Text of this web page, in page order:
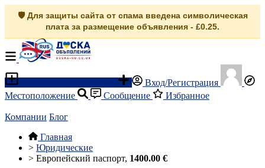
🛡️ Для защиты сайта от спама введена символическая
плата за размещение объявления - £0.25.
Вход/Регистрация
Местоположение
Сообщение Избранное
Компании Блог
Главная
> Юридические
> Европейский паспорт, 1400.00 €